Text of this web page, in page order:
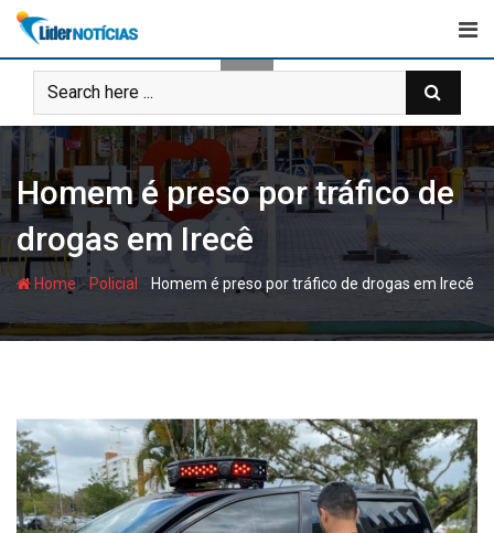
Skip
content
Homem é preso por tráfico de
drogas em Irecê
Home- Policial - Homem é preso por tráfico de drogas em Irecê